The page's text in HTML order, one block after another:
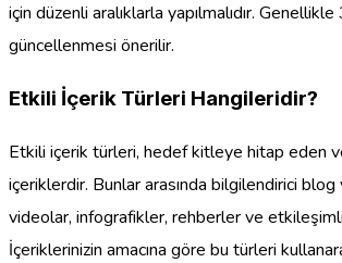
için düzenli aralıklarla yapılmalıdır.
güncellenmesi önerilir.
Etkili İçerik Türleri Hangileridir?
Etkili içerik türleri, hedef kitleye hitap eden
içeriklerdir. Bunlar arasında bilgilendirici blog
videolar, infografikler, rehberler ve
İçeriklerinizin amacına göre bu türleri